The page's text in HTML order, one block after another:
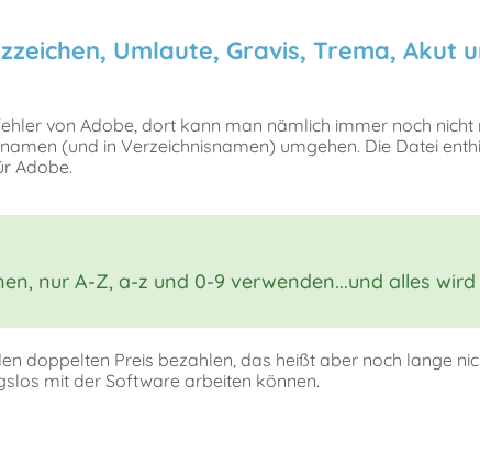
Umlaute, Gravis, Trema, Akut
von Adobe, dort kann man nämlich immer noch nicht
(und in Verzeichnisnamen) umgehen. Die Datei
Adobe.
nur A-Z, a-z und 0-9 verwenden...und alles wird
doppelten Preis bezahlen, das heißt aber noch lange
mit der Software arbeiten können.